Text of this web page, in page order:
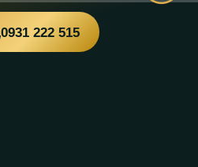
0931 222 515